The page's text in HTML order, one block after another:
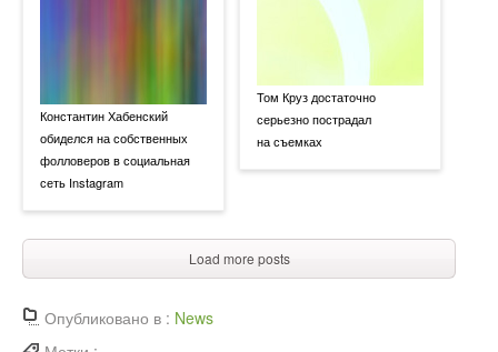
Константин Хабенский
обиделся на собственных
фолловеров в социальная
сеть Instagram
Том Круз достаточно
серьезно пострадал
на съемках
Load more posts
Опубликовано в : News